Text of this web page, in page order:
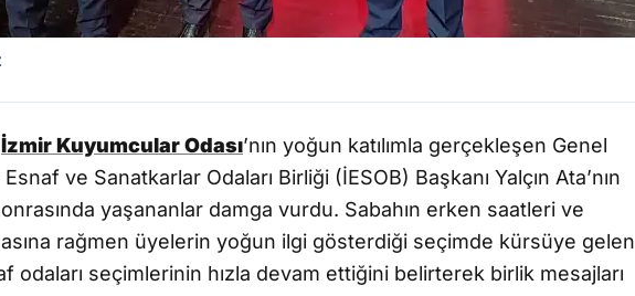
İzmir Kuyumcular Odası’nın yoğun katılımla gerçekleşen Genel
ve Sanatkarlar Odaları Birliği (İESOB) Başkanı Yalçın Ata’nın
yaşananlar damga vurdu. Sabahın erken saatleri ve
rağmen üyelerin yoğun ilgi gösterdiği seçimde kürsüye gelen
odaları seçimlerinin hızla devam ettiğini belirterek birlik mesajları